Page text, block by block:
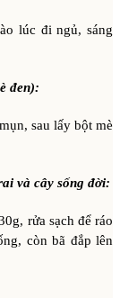
lúc đi ngủ, sáng
đen):
sau lấy bột mè
và cây sống đời:
rửa sạch để ráo
còn bã đắp lên